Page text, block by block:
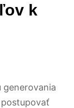
k
generovania